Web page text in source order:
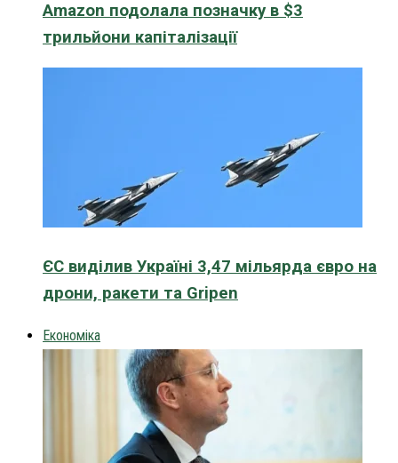
Amazon подолала позначку в $3
трильйони капіталізації
ЄС виділив Україні 3,47 мільярда євро на
дрони, ракети та Gripen
Економіка